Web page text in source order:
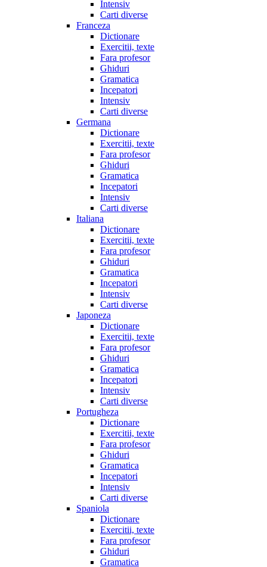
Intensiv
Carti diverse
Franceza
Dictionare
Exercitii, texte
Fara profesor
Ghiduri
Gramatica
Incepatori
Intensiv
Carti diverse
Germana
Dictionare
Exercitii, texte
Fara profesor
Ghiduri
Gramatica
Incepatori
Intensiv
Carti diverse
Italiana
Dictionare
Exercitii, texte
Fara profesor
Ghiduri
Gramatica
Incepatori
Intensiv
Carti diverse
Japoneza
Dictionare
Exercitii, texte
Fara profesor
Ghiduri
Gramatica
Incepatori
Intensiv
Carti diverse
Portugheza
Dictionare
Exercitii, texte
Fara profesor
Ghiduri
Gramatica
Incepatori
Intensiv
Carti diverse
Spaniola
Dictionare
Exercitii, texte
Fara profesor
Ghiduri
Gramatica